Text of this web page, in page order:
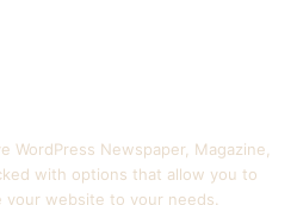
WordPress Newspaper, Magazine,
with options that allow you to
your website to your needs.